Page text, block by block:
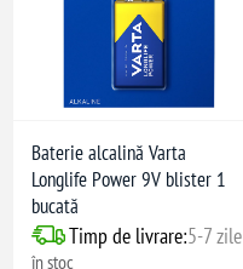
Baterie alcalină Varta
Longlife Power 9V blister 1
bucată
Timp de livrare:5-7 zile
în stoc